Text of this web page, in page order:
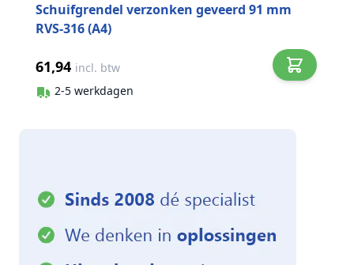
Schuifgrendel verzonken geveerd 91 mm
RVS-316 (A4)
61,94 incl. btw
2-5 werkdagen